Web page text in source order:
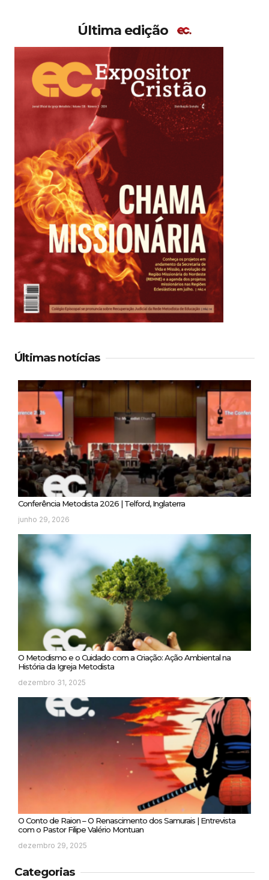
Última edição
Últimas notícias
Conferência Metodista 2026 | Telford, Inglaterra
junho 29, 2026
O Metodismo e o Cuidado com a Criação: Ação Ambiental na
História da Igreja Metodista
dezembro 31, 2025
O Conto de Raion – O Renascimento dos Samurais | Entrevista
com o Pastor Filipe Valério Montuan
dezembro 29, 2025
Categorias